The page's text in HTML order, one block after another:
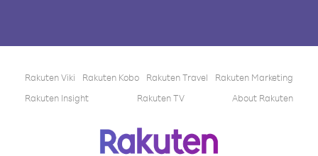
Rakuten Viki Rakuten Kobo Rakuten Travel
Rakuten Marketing
Rakuten Insight
Rakuten TV About Rakuten